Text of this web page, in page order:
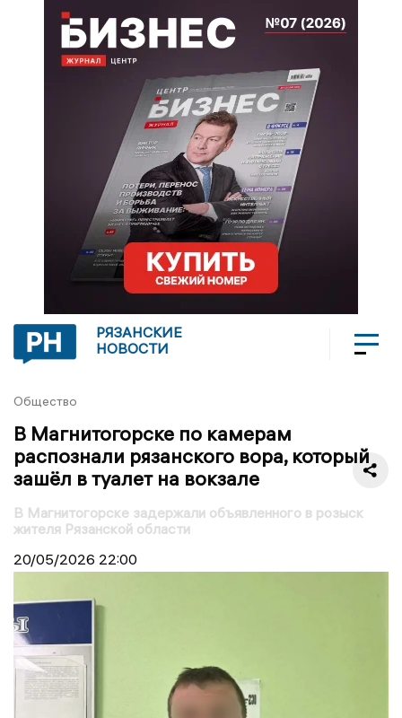
РЯЗАНСКИЕ
НОВОСТИ
Общество
В Магнитогорске по камерам
распознали рязанского вора, который
зашёл в туалет на вокзале
В Магнитогорске задержали объявленного в розыск
жителя Рязанской области
20/05/2026 22:00